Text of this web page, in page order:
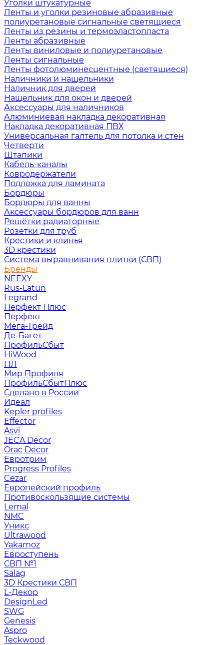
Уголки штукатурные
Ленты и уголки резиновые абразивные
полиуретановые сигнальные светящиеся
Ленты из резины и термоэластопласта
Ленты абразивные
Ленты виниловые и полиуретановые
Ленты сигнальные
Ленты фотолюминесцентные (светящиеся)
Наличники и нащельники
Наличник для дверей
Нащельник для окон и дверей
Аксессуары для наличников
Алюминиевая накладка декоративная
Накладка декоративная ПВХ
Универсальная галтель для потолка и стен
Четверти
Штапики
Кабель-каналы
Ковродержатели
Подложка для ламината
Бордюры
Бордюры для ванны
Аксессуары бордюров для ванн
Решётки радиаторные
Розетки для труб
Крестики и клинья
3D крестики
Система выравнивания плитки (СВП)
Бренды
NEEXY
Rus-Latun
Legrand
Перфект Плюс
Перфект
Мега-Трейд
Де-Багет
ПрофильСбыт
HiWood
ПЛ
Мир Профиля
ПрофильСбытПлюс
Сделано в России
Идеал
Kepler profiles
Effector
Asvi
JECA Decor
Orac Decor
Евротрим
Progress Profiles
Cezar
Европейский профиль
Противоскользящие системы
Lemal
NMC
Уникс
Ultrawood
Yakamoz
Евроступень
СВП №1
Salag
3D Крестики СВП
L-Декор
DesignLed
SWG
Genesis
Aspro
Teckwood